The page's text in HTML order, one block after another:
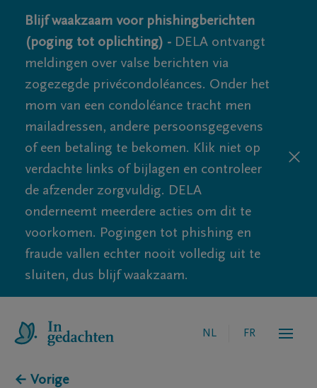
Blijf waakzaam voor phishingberichten
(poging tot oplichting) - DELA ontvangt
meldingen over valse berichten via
zogezegde privécondoléances. Onder het
mom van een condoléance tracht men
mailadressen, andere persoonsgegevens
of een betaling te bekomen. Klik niet op
verdachte links of bijlagen en controleer
de afzender zorgvuldig. DELA
onderneemt meerdere acties om dit te
voorkomen. Pogingen tot phishing en
fraude vallen echter nooit volledig uit te
sluiten, dus blijf waakzaam.
NL FR
← Vorige